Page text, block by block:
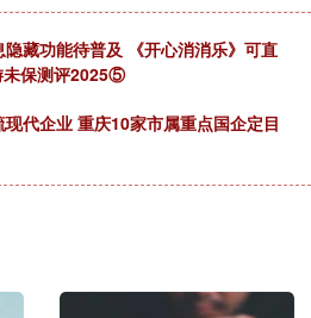
藏功能待普及 《开心消消乐》可直
未保测评2025⑤
代企业 重庆10家市属重点国企定目